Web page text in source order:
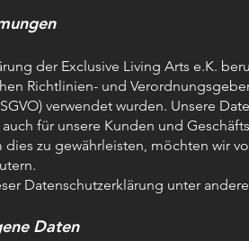
der Exclusive Living Arts e.K.
Richtlinien- und
verwendet wurden. Unsere
für unsere Kunden und
dies zu gewährleisten, möchten wir
Datenschutzerklärung unter
Daten